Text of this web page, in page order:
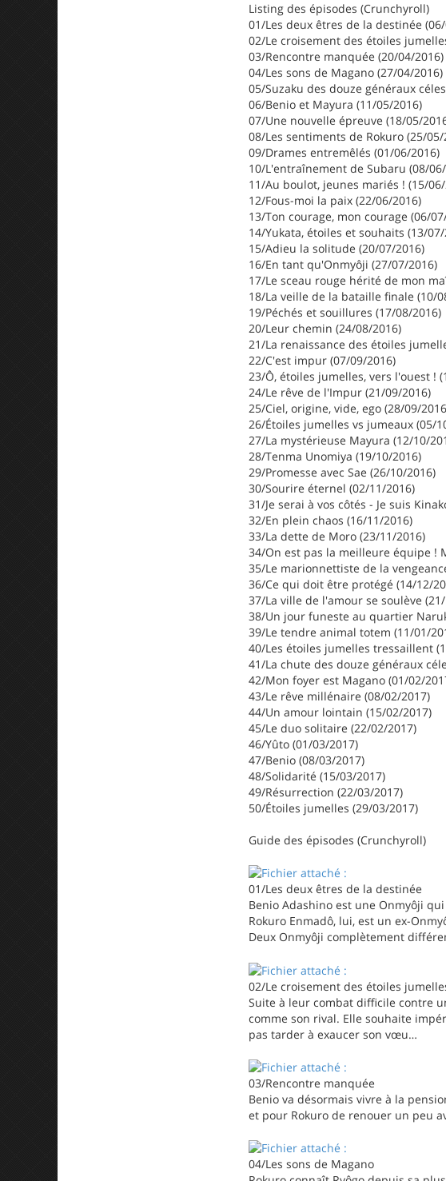
Listing des épisodes (Crunchyroll)
01/Les deux êtres de la destinée
02/Le croisement des étoiles
03/Rencontre manquée (20/04/2016)
04/Les sons de Magano (27/04/2016)
05/Suzaku des douze généraux
06/Benio et Mayura (11/05/2016)
07/Une nouvelle épreuve (18/05/
08/Les sentiments de Rokuro (25/05/
09/Drames entremêlés (01/06/2016)
10/L'entraînement de Subaru (08/
11/Au boulot, jeunes mariés ! (15/
12/Fous-moi la paix (22/06/2016)
13/Ton courage, mon courage (06/
14/Yukata, étoiles et souhaits (13/
15/Adieu la solitude (20/07/2016)
16/En tant qu'Onmyôji (27/07/2016)
17/Le sceau rouge hérité de mon
18/La veille de la bataille finale (10/
19/Péchés et souillures (17/08/2016)
20/Leur chemin (24/08/2016)
21/La renaissance des étoiles
22/C'est impur (07/09/2016)
23/Ô, étoiles jumelles, vers l'ouest !
24/Le rêve de l'Impur (21/09/2016)
25/Ciel, origine, vide, ego (28/09/
26/Étoiles jumelles vs jumeaux (05/
27/La mystérieuse Mayura (12/10/
28/Tenma Unomiya (19/10/2016)
29/Promesse avec Sae (26/10/2016)
30/Sourire éternel (02/11/2016)
31/Je serai à vos côtés - Je suis
32/En plein chaos (16/11/2016)
33/La dette de Moro (23/11/2016)
34/On est pas la meilleure équipe !
35/Le marionnettiste de la
36/Ce qui doit être protégé (14/12/
37/La ville de l'amour se soulève
38/Un jour funeste au quartier
39/Le tendre animal totem (11/01/
40/Les étoiles jumelles tressaillent
41/La chute des douze généraux
42/Mon foyer est Magano (01/02/
43/Le rêve millénaire (08/02/2017)
44/Un amour lointain (15/02/2017)
45/Le duo solitaire (22/02/2017)
46/Yûto (01/03/2017)
47/Benio (08/03/2017)
48/Solidarité (15/03/2017)
49/Résurrection (22/03/2017)
50/Étoiles jumelles (29/03/2017)
Guide des épisodes (Crunchyroll)
01/Les deux êtres de la destinée
Benio Adashino est une Onmyôji
Rokuro Enmadô, lui, est un ex-
Deux Onmyôji complètement
02/Le croisement des étoiles
Suite à leur combat difficile contre
comme son rival. Elle souhaite
pas tarder à exaucer son vœu…
03/Rencontre manquée
Benio va désormais vivre à la
et pour Rokuro de renouer un peu
04/Les sons de Magano